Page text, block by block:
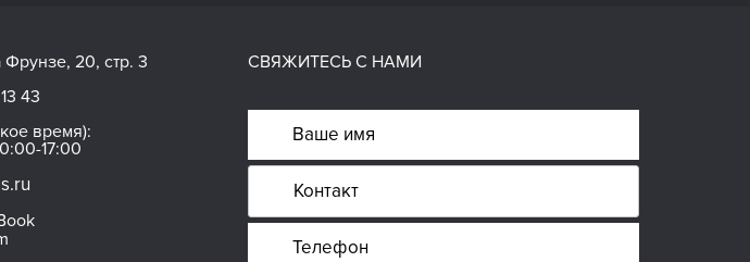
Фрунзе, 20, стр. 3
43
время):
17:00
СВЯЖИТЕСЬ С НАМИ